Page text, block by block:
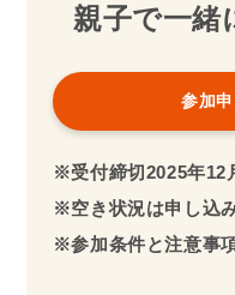
親子で一緒
参加
※受付締切2025年12
※空き状況は申し込
※参加条件と注意事